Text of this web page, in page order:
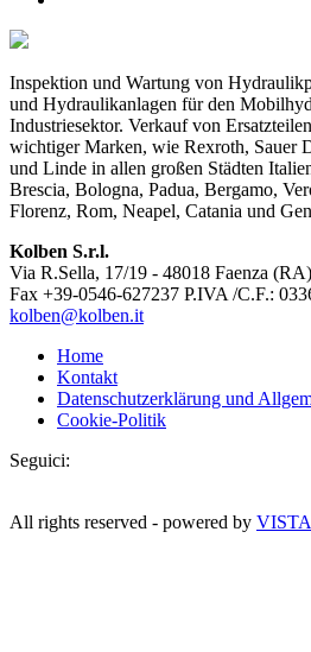
Inspektion und Wartung von
und Hydraulikanlagen für den
Industriesektor. Verkauf von
wichtiger Marken, wie Rexroth, Sauer
und Linde in allen großen Städten
Brescia, Bologna, Padua, Bergamo,
Florenz, Rom, Neapel, Catania und
Kolben S.r.l.
Via R.Sella, 17/19 - 48018 Faenza
Fax +39-0546-627237 P.IVA /C.F.:
kolben@kolben.it
Home
Kontakt
Datenschutzerklärung und
Cookie-Politik
Seguici:
All rights reserved - powered by